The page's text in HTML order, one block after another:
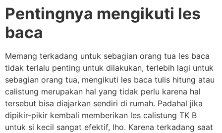
Pentingnya mengikuti les
baca
Memang terkadang untuk sebagian orang tua les baca
tidak terlalu penting untuk dilakukan, terlebih lagi untuk
sebagian orang tua, mengikuti les baca tulis hitung atau
calistung merupakan hal yang tidak perlu karena hal
tersebut bisa diajarkan sendiri di rumah. Padahal jika
dipikir-pikir kembali memberikan les calistung TK B
untuk si kecil sangat efektif, lho. Karena terkadang saat